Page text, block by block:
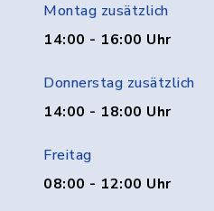
Montag zusätzlich
14:00 - 16:00 Uhr
Donnerstag zusätzlich
14:00 - 18:00 Uhr
Freitag
08:00 - 12:00 Uhr